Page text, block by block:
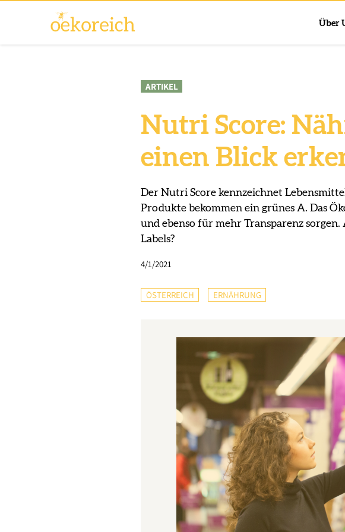
Über
ARTIKEL
Nutri Score:
einen Blick
Der Nutri Score kennzeichnet
Produkte bekommen ein grünes A. Das
und ebenso für mehr Transparenz
Labels?
4/1/2021
ÖSTERREICH ERNÄHRUNG